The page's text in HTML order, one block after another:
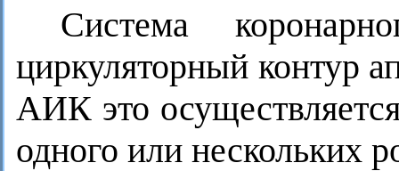
Система
циркуляторный контур
АИК это
одного или нескольких